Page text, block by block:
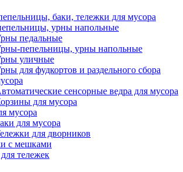
баки, тележки для мусора
урны напольные
педальные
пепельницы, урны напольные
уличные
для фудкортов и раздельного сбора
сенсорные ведра для мусора
для мусора
мусора
для мусора
для дворников
с мешками
тележек